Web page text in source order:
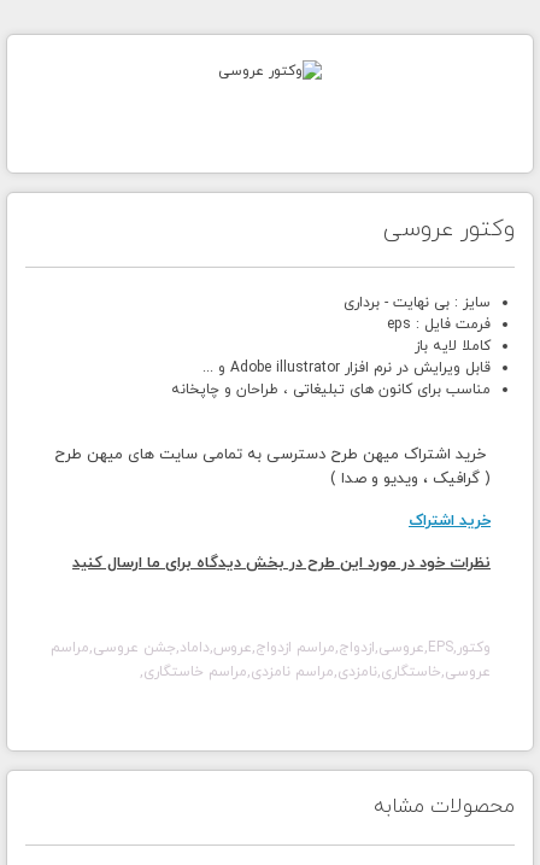
وکتور عروسی
سایز : بی نهایت - برداری
فرمت فایل : eps
کاملا لایه باز
قابل ویرایش در نرم افزار Adobe illustrator و ...
مناسب برای کانون های تبلیغاتی ، طراحان و چاپخانه
خرید اشتراک میهن طرح دسترسی به تمامی سایت های میهن طرح
( گرافیک ، ویدیو و صدا )
خرید اشتراک
نظرات خود در مورد این طرح در بخش دیدگاه برای ما ارسال کنید
وکتور,EPS,عروسی,ازدواج,مراسم ازدواج,عروس,داماد,جشن عروسی,مراسم
عروسی,خاستگاری,نامزدی,مراسم نامزدی,مراسم خاستگاری,
محصولات مشابه